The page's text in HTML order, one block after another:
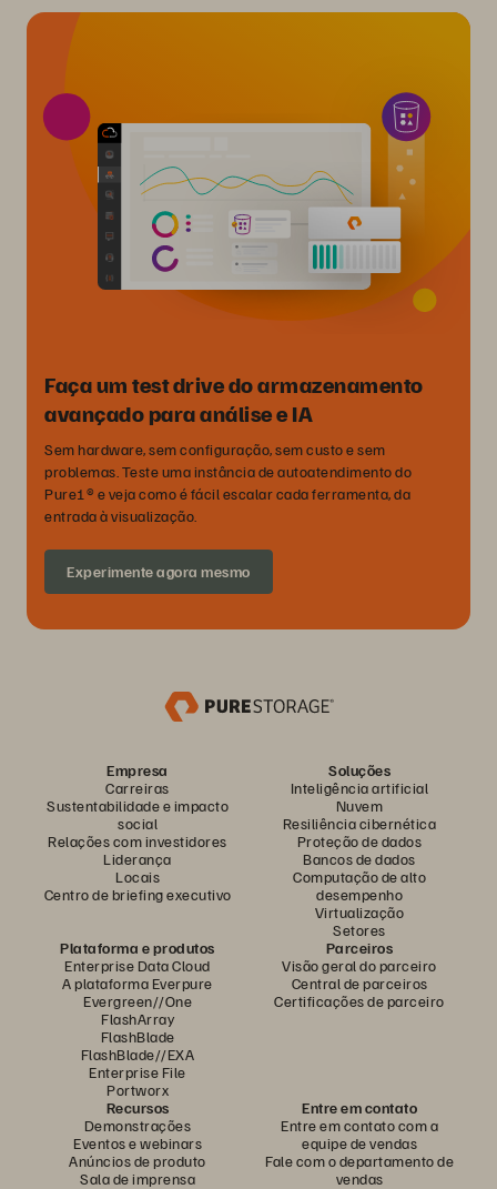
Faça um test drive do armazenamento
avançado para análise e IA
Sem hardware, sem configuração, sem custo e sem
problemas. Teste uma instância de autoatendimento do
Pure1® e veja como é fácil escalar cada ferramenta, da
entrada à visualização.
Experimente agora mesmo
Empresa
Carreiras
Sustentabilidade e impacto
social
Relações com investidores
Liderança
Locais
Centro de briefing executivo
Soluções
Inteligência artificial
Nuvem
Resiliência cibernética
Proteção de dados
Bancos de dados
Computação de alto
desempenho
Virtualização
Setores
Plataforma e produtos
Enterprise Data Cloud
A plataforma Everpure
Evergreen//One
FlashArray
FlashBlade
FlashBlade//EXA
Enterprise File
Portworx
Parceiros
Visão geral do parceiro
Central de parceiros
Certificações de parceiro
Recursos
Demonstrações
Eventos e webinars
Anúncios de produto
Sala de imprensa
Entre em contato
Entre em contato com a
equipe de vendas
Fale com o departamento de
vendas